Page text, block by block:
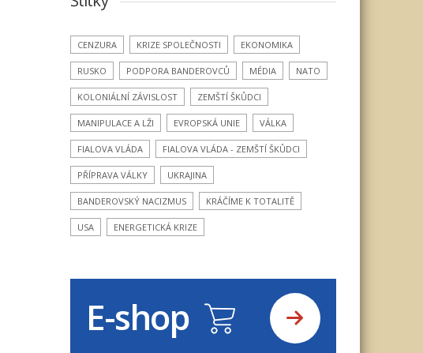
CENZURA KRIZE SPOLEČNOSTI EKONOMIKA
RUSKO PODPORA BANDEROVCŮ MÉDIA NATO
KOLONIÁLNÍ ZÁVISLOST ZEMŠTÍ ŠKŮDCI
MANIPULACE A LŽI EVROPSKÁ UNIE VÁLKA
FIALOVA VLÁDA FIALOVA VLÁDA - ZEMŠTÍ ŠKŮDCI
PŘÍPRAVA VÁLKY UKRAJINA
BANDEROVSKÝ NACIZMUS KRÁČÍME K TOTALITĚ
USA ENERGETICKÁ KRIZE
E-shop